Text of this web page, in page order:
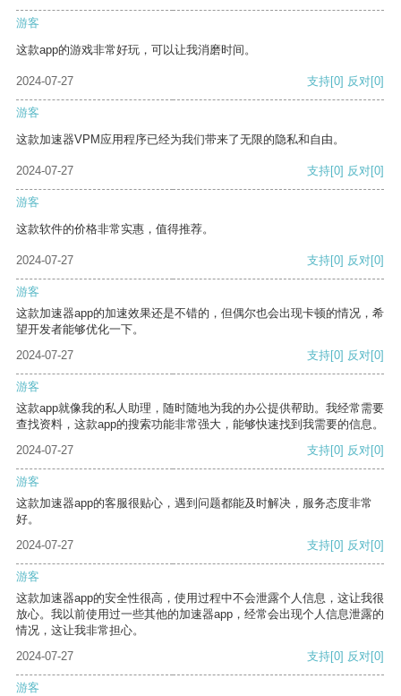
游客
这款app的游戏非常好玩，可以让我消磨时间。
2024-07-27 支持[0] 反对[0]
游客
这款加速器VPM应用程序已经为我们带来了无限的隐私和自由。
2024-07-27 支持[0] 反对[0]
游客
这款软件的价格非常实惠，值得推荐。
2024-07-27 支持[0] 反对[0]
游客
这款加速器app的加速效果还是不错的，但偶尔也会出现卡顿的情况，希
望开发者能够优化一下。
2024-07-27
支持[0] 反对[0]
游客
这款app就像我的私人助理，随时随地为我的办公提供帮助。我经常需要
查找资料，这款app的搜索功能非常强大，能够快速找到我需要的信息。
2024-07-27
支持[0] 反对[0]
游客
这款加速器app的客服很贴心，遇到问题都能及时解决，服务态度非常
好。
2024-07-27
支持[0] 反对[0]
游客
这款加速器app的安全性很高，使用过程中不会泄露个人信息，这让我很
放心。我以前使用过一些其他的加速器app，经常会出现个人信息泄露的
情况，这让我非常担心。
2024-07-27
支持[0] 反对[0]
游客